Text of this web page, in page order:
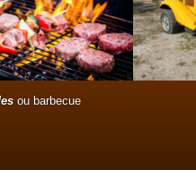
ou barbecue